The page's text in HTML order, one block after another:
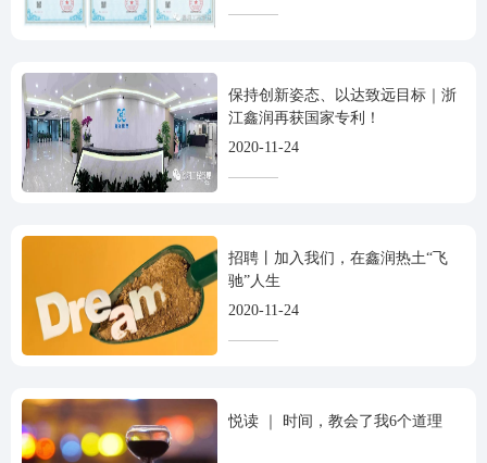
保持创新姿态、以达致远目标｜浙
江鑫润再获国家专利！
2020-11-24
招聘丨加入我们，在鑫润热土“飞
驰”人生
2020-11-24
悦读 ｜ 时间，教会了我6个道理